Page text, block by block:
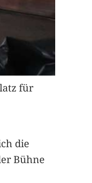
für
die
Bühne